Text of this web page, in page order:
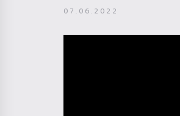
07.06.2022